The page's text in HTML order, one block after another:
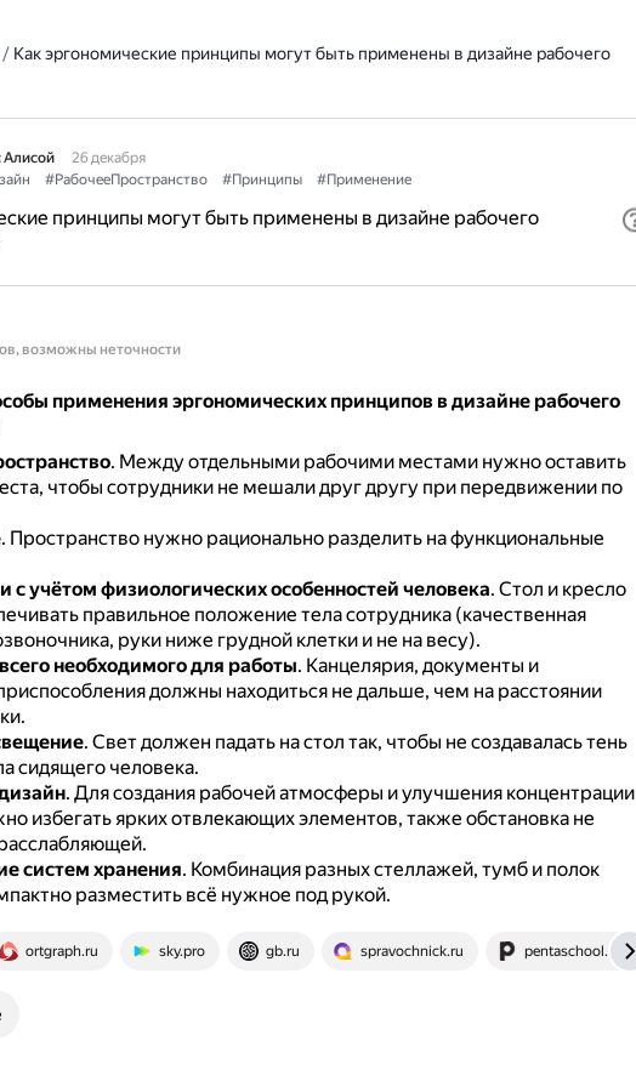
/ Как эргономические принципы могут быть применены в дизайне рабочего
Алисой
26 декабря
#РабочееПространство #Принципы #Применение
принципы могут быть применены в дизайне рабочего
возможны неточности
применения эргономических принципов в дизайне рабочего
. Между отдельными рабочими местами нужно оставить
чтобы сотрудники не мешали друг другу при передвижении по
. Пространство нужно рационально разделить на функциональные
с учётом физиологических особенностей человека. Стол и кресло
правильное положение тела сотрудника (качественная
руки ниже грудной клетки и не на весу).
необходимого для работы. Канцелярия, документы и
должны находиться не дальше, чем на расстоянии
. Свет должен падать на стол так, чтобы не создавалась тень
сидящего человека.
. Для создания рабочей атмосферы и улучшения концентрации
избегать ярких отвлекающих элементов, также обстановка не
систем хранения. Комбинация разных стеллажей, тумб и полок
разместить всё нужное под рукой.
ortgraph.ru sky.pro gb.ru spravochnick.ru pentaschool.ru